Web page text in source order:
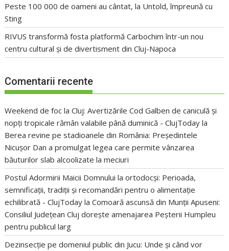
Peste 100 000 de oameni au cântat, la Untold, împreună cu
Sting
RIVUS transformă fosta platformă Carbochim într-un nou
centru cultural și de divertisment din Cluj-Napoca
Comentarii recente
Weekend de foc la Cluj: Avertizările Cod Galben de caniculă și
nopți tropicale rămân valabile până duminică - ClujToday la
Berea revine pe stadioanele din România: Președintele
Nicușor Dan a promulgat legea care permite vânzarea
băuturilor slab alcoolizate la meciuri
Postul Adormirii Maicii Domnului la ortodocși: Perioada,
semnificații, tradiții și recomandări pentru o alimentație
echilibrată - ClujToday laComoară ascunsă din Munții Apuseni:
Consiliul Județean Cluj dorește amenajarea Peșterii Humpleu
pentru publicul larg
Dezinsecție pe domeniul public din Jucu: Unde și când vor